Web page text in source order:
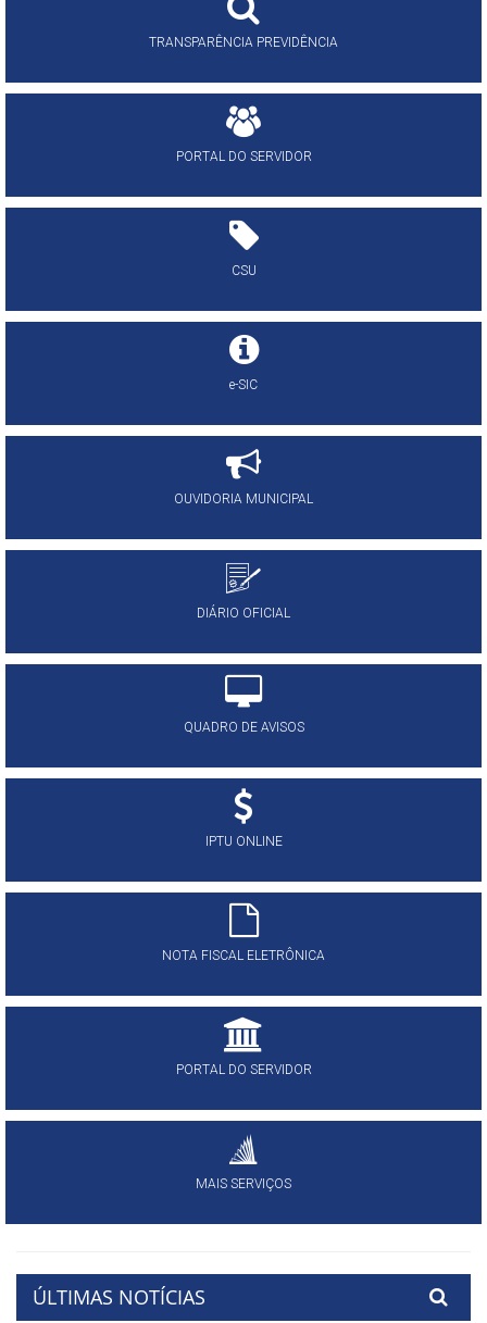
TRANSPARÊNCIA PREVIDÊNCIA
PORTAL DO SERVIDOR
CSU
e-SIC
OUVIDORIA MUNICIPAL
DIÁRIO OFICIAL
QUADRO DE AVISOS
IPTU ONLINE
NOTA FISCAL ELETRÔNICA
PORTAL DO SERVIDOR
MAIS SERVIÇOS
ÚLTIMAS NOTÍCIAS